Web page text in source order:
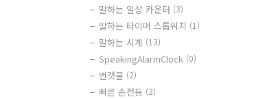
말하는 일상 카운터 (3)
말하는 타이머 스톱워치 (1)
말하는 시계 (13)
SpeakingAlarmClock (0)
번갯불 (2)
빠른 손전등 (2)